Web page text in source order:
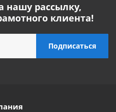
нашу рассылку,
клиента!